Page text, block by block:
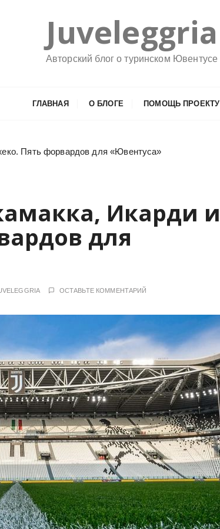
Juveleggria
Авторский блог о туринском Ювентусе
ГЛАВНАЯ О БЛОГЕ ПОМОЩЬ ПРОЕКТУ
Пять форвардов для «Ювентуса»
Икарди и
для
ОСТАВЬТЕ КОММЕНТАРИЙ